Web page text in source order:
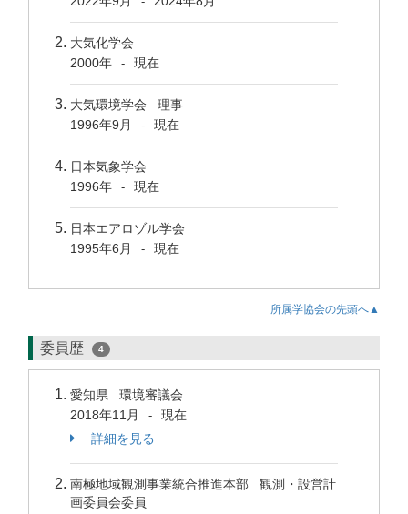
大気化学会
2000年
- 現在
大気環境学会 理事
1996年9月
- 現在
日本気象学会
1996年
- 現在
日本エアロゾル学会
1995年6月
- 現在
所属学協会の先頭へ▲
委員歴 4
愛知県 環境審議会
2018年11月
-
現在
詳細を見る
南極地域観測事業統合推進本部 観測・設営計
画委員会委員